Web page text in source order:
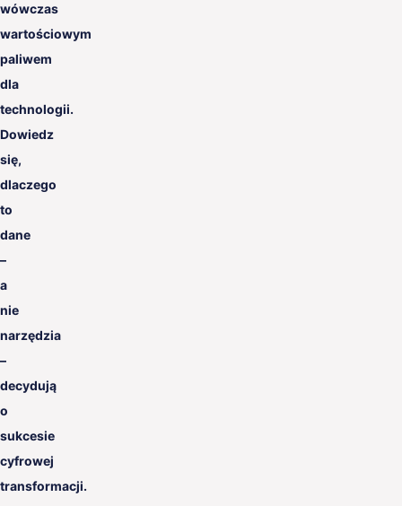
wówczas
wartościowym
paliwem
dla
technologii.
Dowiedz
się,
dlaczego
to
dane
–
a
nie
narzędzia
–
decydują
o
sukcesie
cyfrowej
transformacji.